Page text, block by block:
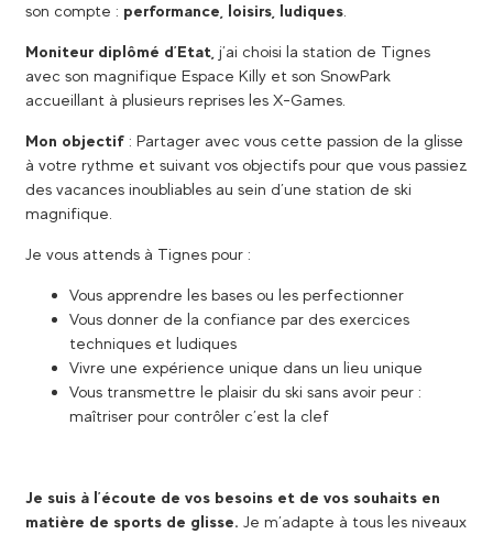
son compte : performance, loisirs, ludiques
Moniteur diplômé d’Etat, j’ai choisi la station de Tignes
avec son magnifique Espace Killy et son SnowPark
accueillant à plusieurs reprises les X-Games.
Mon objectif : Partager avec vous cette passion de la glisse
à votre rythme et suivant vos objectifs pour que vous passiez
des vacances inoubliables au sein d’une station de ski
magnifique.
Je vous attends à Tignes pour :
Vous apprendre les bases ou les perfectionner
Vous donner de la confiance par des exercices
techniques et ludiques
Vivre une expérience unique dans un lieu unique
Vous transmettre le plaisir du ski sans avoir peur :
maîtriser pour contrôler c’est la clef
Je suis à l’écoute de vos besoins et de vos souhaits en
matière de sports de glisse. Je m’adapte à tous les niveaux